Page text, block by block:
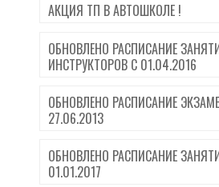
АКЦИЯ ТП В АВТОШКОЛЕ !
ОБНОВЛЕНО РАСПИСАНИЕ
ИНСТРУКТОРОВ С 01.04.2016
ОБНОВЛЕНО РАСПИСАНИЕ
27.06.2013
ОБНОВЛЕНО РАСПИСАНИЕ
01.01.2017